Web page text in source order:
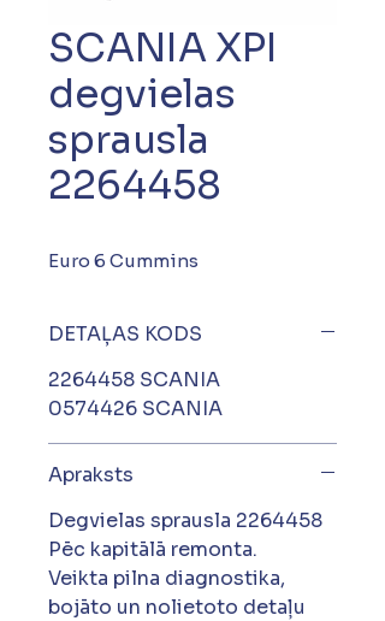
SCANIA XPI
degvielas
sprausla
2264458
Euro 6 Cummins
DETAĻAS KODS
2264458 SCANIA
0574426 SCANIA
Apraksts
Degvielas sprausla 2264458
Pēc kapitālā remonta.
Veikta pilna diagnostika,
bojāto un nolietoto detaļu